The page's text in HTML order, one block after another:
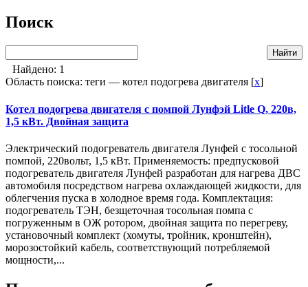
Поиск
Найдено: 1
Область поиска: теги — котел подогрева двигателя [x]
Котел подогрева двигателя с помпой Лунфэй Litle Q, 220в,
1,5 кВт. Двойная защита
Электрический подогреватель двигателя Лунфей с тосольной
помпой, 220вольт, 1,5 кВт. Применяемость: предпусковой
подогреватель двигателя Лунфей разработан для нагрева ДВС
автомобиля посредством нагрева охлаждающей жидкости, для
облегчения пуска в холодное время года. Комплектация:
подогреватель ТЭН, безщеточная тосольная помпа с
погруженным в ОЖ ротором, двойная защита по перегреву,
установочный комплект (хомуты, тройник, кронштейн),
морозостойкий кабель, соответствующий потребляемой
мощности,...